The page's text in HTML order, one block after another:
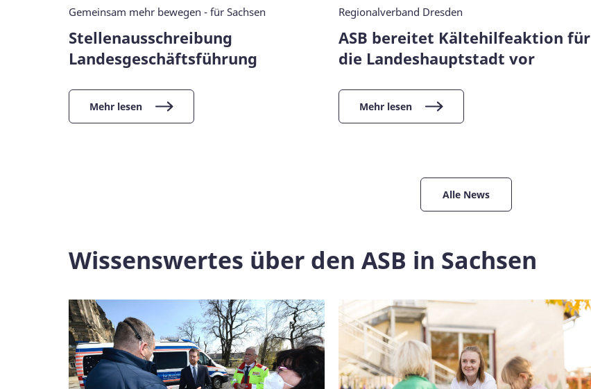
Gemeinsam mehr bewegen - für Sachsen
Stellenausschreibung
Landesgeschäftsführung
Mehr lesen
Regionalverband Dresden
ASB bereitet Kältehilfeaktion für
die Landeshauptstadt vor
Mehr lesen
Alle News
Wissenswertes über den ASB in Sachsen